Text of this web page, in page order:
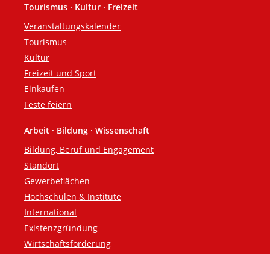
Tourismus · Kultur · Freizeit
Veranstaltungskalender
Tourismus
Kultur
Freizeit und Sport
Einkaufen
Feste feiern
Arbeit · Bildung · Wissenschaft
Bildung, Beruf und Engagement
Standort
Gewerbeflächen
Hochschulen & Institute
International
Existenzgründung
Wirtschaftsförderung